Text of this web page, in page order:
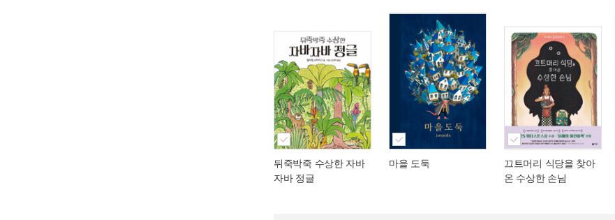
뒤죽박죽 수상한 자바
자바 정글
마을 도둑
끄트머리 식당을 찾아
온 수상한 손님